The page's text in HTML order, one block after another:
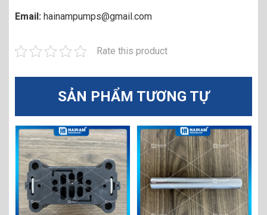
Email: hainampumps@gmail.com
Rate this product
SẢN PHẨM TƯƠNG TỰ